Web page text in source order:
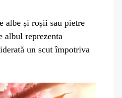
albe și roșii sau pietre
albul reprezenta
un scut împotriva